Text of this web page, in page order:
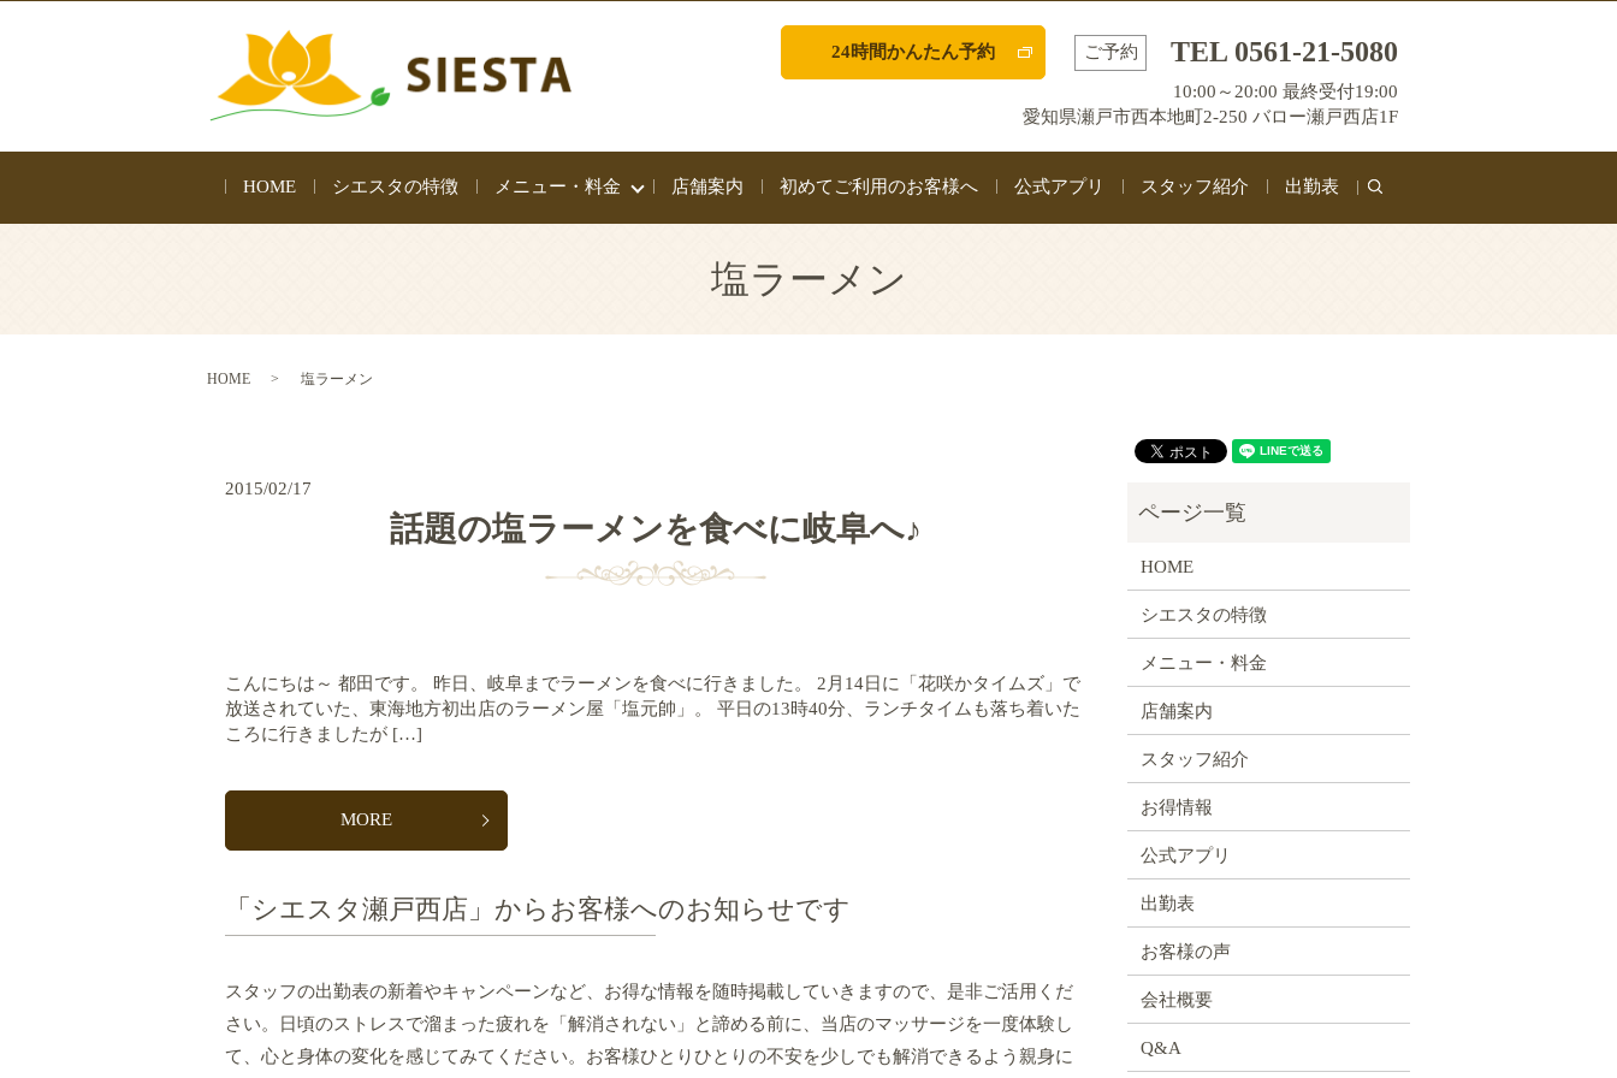
24時間かんたん予約 ご予約 TEL 0561-21-5080
10:00～20:00 最終受付19:00
愛知県瀬戸市西本地町2-250 バロー瀬戸西店1F
HOME シエスタの特徴 メニュー・料金 店舗案内 初めてご利用のお客様へ 公式アプリ スタッフ紹介 出勤表
search
塩ラーメン
HOME 塩ラーメン
2015/02/17
話題の塩ラーメンを食べに岐阜へ♪
こんにちは～ 都田です。 昨日、岐阜までラーメンを食べに行きました。 2月14日に「花咲かタイムズ」で
放送されていた、東海地方初出店のラーメン屋「塩元帥」。 平日の13時40分、ランチタイムも落ち着いた
ころに行きましたが […]
MORE
「シエスタ瀬戸西店」からお客様へのお知らせです
スタッフの出勤表の新着やキャンペーンなど、お得な情報を随時掲載していきますので、是非ご活用くだ
さい。日頃のストレスで溜まった疲れを「解消されない」と諦める前に、当店のマッサージを一度体験し
て、心と身体の変化を感じてみてください。お客様ひとりひとりの不安を少しでも解消できるよう親身に
HOME
シエスタの特徴
メニュー・料金
店舗案内
スタッフ紹介
お得情報
公式アプリ
出勤表
お客様の声
会社概要
Q&A